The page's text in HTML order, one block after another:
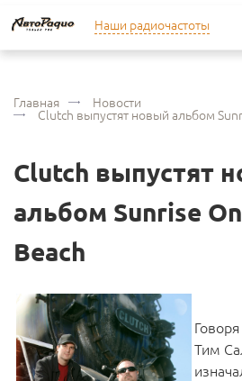
Наши радиочастоты
Главная Новости
Clutch выпустят новый альбом
Clutch выпустят
альбом Sunrise
Beach
Тим